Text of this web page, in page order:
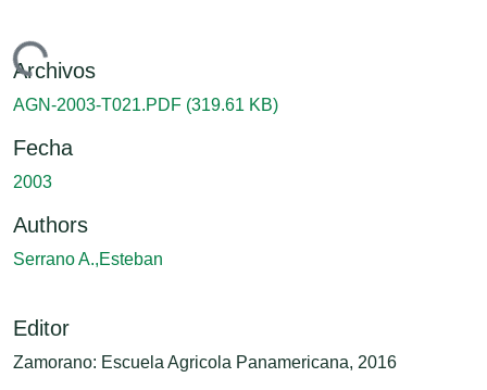
Cargando...
Archivos
AGN-2003-T021.PDF (319.61 KB)
Fecha
2003
Authors
Serrano A.,Esteban
Editor
Zamorano: Escuela Agricola Panamericana, 2016